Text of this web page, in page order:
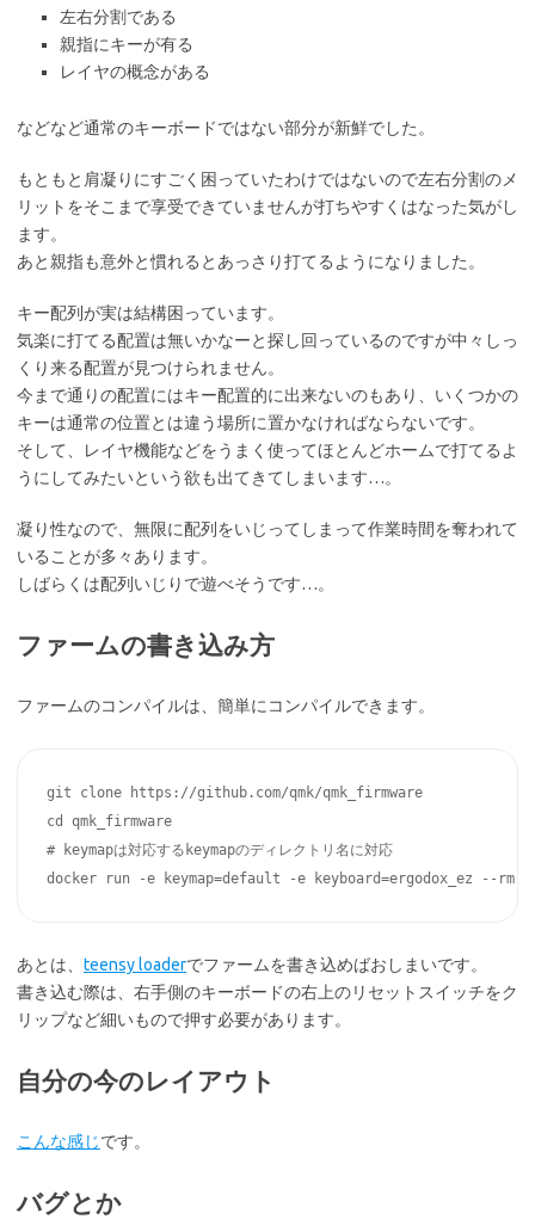
左右分割である
親指にキーが有る
レイヤの概念がある
などなど通常のキーボードではない部分が新鮮でした。
もともと肩凝りにすごく困っていたわけではないので左右分割のメ
リットをそこまで享受できていませんが打ちやすくはなった気がし
ます。
あと親指も意外と慣れるとあっさり打てるようになりました。
キー配列が実は結構困っています。
気楽に打てる配置は無いかなーと探し回っているのですが中々しっ
くり来る配置が見つけられません。
今まで通りの配置にはキー配置的に出来ないのもあり、いくつかの
キーは通常の位置とは違う場所に置かなければならないです。
そして、レイヤ機能などをうまく使ってほとんどホームで打てるよ
うにしてみたいという欲も出てきてしまいます…。
凝り性なので、無限に配列をいじってしまって作業時間を奪われて
いることが多々あります。
しばらくは配列いじりで遊べそうです…。
ファームの書き込み方
ファームのコンパイルは、簡単にコンパイルできます。
git clone https://github.com/qmk/qmk_firmware
cd qmk_firmware
# keymapは対応するkeymapのディレクトリ名に対応
あとは、 teensy loaderでファームを書き込めばおしまいです。
書き込む際は、右手側のキーボードの右上のリセットスイッチをク
リップなど細いもので押す必要があります。
自分の今のレイアウト
こんな感じです。
バグとか